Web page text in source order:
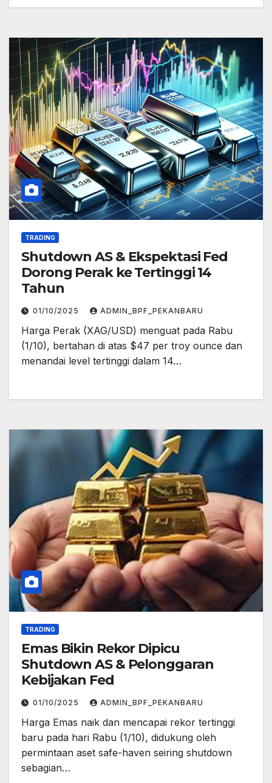
TRADING
Shutdown AS & Ekspektasi Fed
Dorong Perak ke Tertinggi 14
Tahun
01/10/2025 ADMIN_BPF_PEKANBARU
Harga Perak (XAG/USD) menguat pada Rabu
(1/10), bertahan di atas $47 per troy ounce dan
menandai level tertinggi dalam 14…
TRADING
Emas Bikin Rekor Dipicu
Shutdown AS & Pelonggaran
Kebijakan Fed
01/10/2025 ADMIN_BPF_PEKANBARU
Harga Emas naik dan mencapai rekor tertinggi
baru pada hari Rabu (1/10), didukung oleh
permintaan aset safe-haven seiring shutdown
sebagian…